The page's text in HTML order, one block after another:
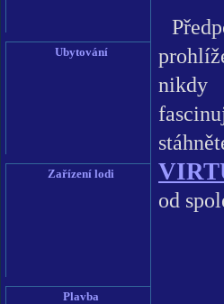
Ubytování
Zařízení lodi
Plavba